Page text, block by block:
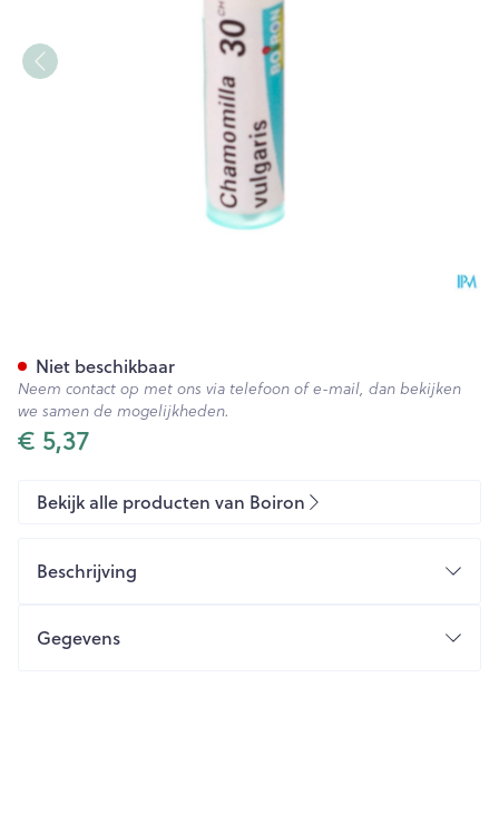
€ 5,37
Niet beschikbaar
Neem contact op met ons via telefoon of e-mail, dan bekijken
we samen de mogelijkheden.
Bekijk alle producten van Boiron
Beschrijving
Gegevens